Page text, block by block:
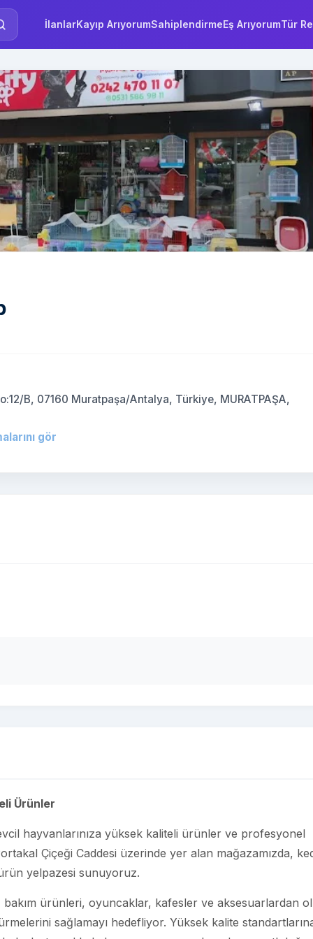
İlanlarKayıp ArıyorumSahiplendirmeEş ArıyorumTür
B, 07160 Muratpaşa/Antalya, Türkiye, MURATPAŞA,
gör
Ürünler
hayvanlarınıza yüksek kaliteli ürünler ve profesyonel
Çiçeği Caddesi üzerinde yer alan mağazamızda,
yelpazesi sunuyoruz.
bakım ürünleri, oyuncaklar, kafesler ve aksesuarlardan
sağlamayı hedefliyor. Yüksek kalite